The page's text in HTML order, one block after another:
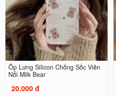
Ốp Lưng Silicon Chống Sốc Viền
Nổi Milk Bear
20.000 đ